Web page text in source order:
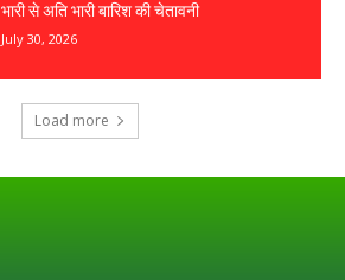
भारी से अति भारी बारिश की चेतावनी
July 30, 2026
Load more